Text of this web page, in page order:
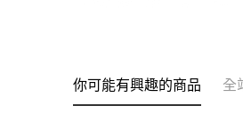
你可能有興趣的商品 全